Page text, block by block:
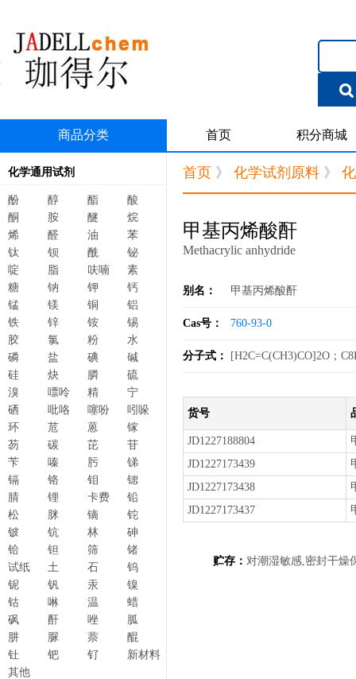
商品分类 首页 积分商城
化学通用试剂
酚 醇 酯
酸
酮
胺 醚
烷
烯
醛 油
苯
钛
钡 酰
铋
啶
脂 呋喃
素
糖
钠 钾
钙
锰
镁 铜
铝
铁
锌 铵
锡
胶
氯 粉
水
磷
盐 碘
碱
硅
炔 膦
硫
溴
嘌呤 精
宁
硒
吡咯 噻吩
吲哚
环
苊 蒽
镓
芴
碳 芘
苷
苄
嗪 肟
锑
镉
铬 钼
锶
腈
锂 卡费
铅
松
脒 镝
铊
铍
钪 林
砷
铪
钽 筛
锗
试纸
土 石
钨
铌
钒 汞
镍
钴
啉 温
蜡
砜
酐 唑
胍
肼
脲 萘
醌
钍
钯 钌
新材料
其他
首页 》 化学试剂原料 》
甲基丙烯酸酐
Methacrylic anhydride
别名： 甲基丙烯酸酐
Cas号： 760-93-0
分子式： [H2C=C(CH3)CO]2O；
货号
JD1227188804
JD1227173439
JD1227173438
JD1227173437
贮存： 对潮湿敏感,密封干燥